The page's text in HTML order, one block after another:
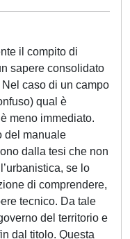
il compito di
sapere consolidato
caso di un campo
qual è
è meno immediato.
del manuale
dalla tesi che non
se lo
di comprendere,
tecnico. Da tale
del territorio e
dal titolo. Questa